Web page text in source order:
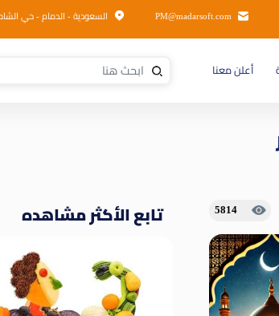
PM@madarsoft.com السعودية - الدمام - حي
أعلن معنا
5814 تابع الأكثر مشاهده